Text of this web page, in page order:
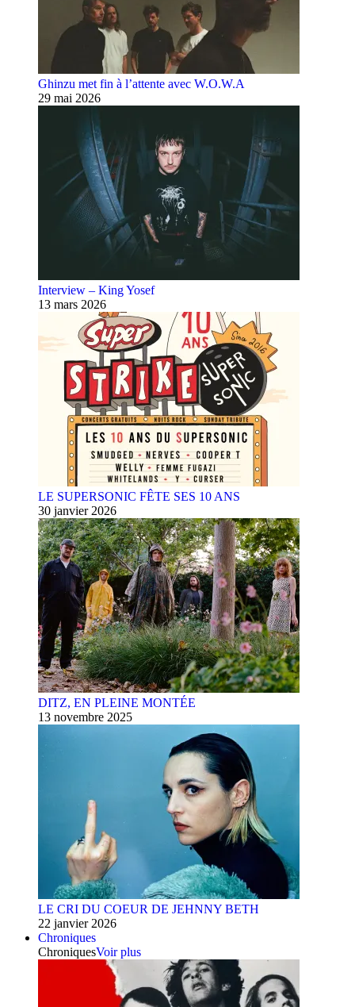
Ghinzu met fin à l’attente avec W.O.W.A
29 mai 2026
Interview – King Yosef
13 mars 2026
LE SUPERSONIC FÊTE SES 10 ANS
30 janvier 2026
DITZ, EN PLEINE MONTÉE
13 novembre 2025
LE CRI DU COEUR DE JEHNNY BETH
22 janvier 2026
Chroniques
ChroniquesVoir plus